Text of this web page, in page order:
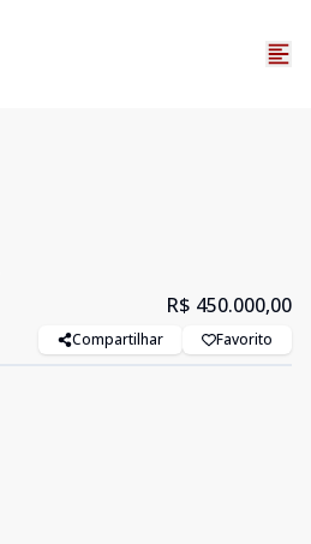
R$ 450.000,00
Compartilhar Favorito